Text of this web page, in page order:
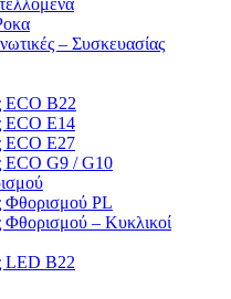
– Συσκευασίας
ECO B22
ECO E14
ECO E27
ECO G9 / G10
Φθορισμού PL
Φθορισμού – Κυκλικοί
LED B22